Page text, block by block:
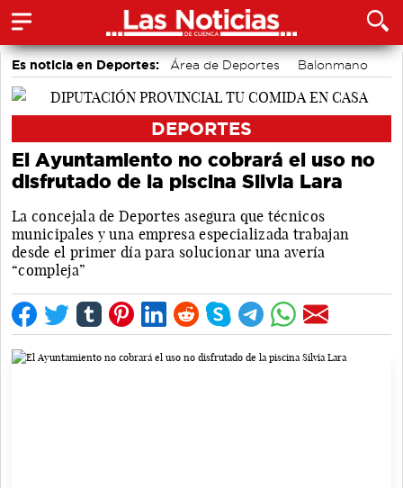
Es noticia en Deportes: Área de Deportes
Balonmano
Fútbol
DEPORTES
El Ayuntamiento no cobrará el uso no
disfrutado de la piscina Silvia Lara
La concejala de Deportes asegura que técnicos
municipales y una empresa especializada trabajan
desde el primer día para solucionar una avería
“compleja”